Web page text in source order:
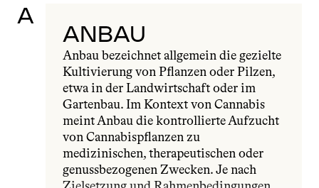
A
ANBAU
Anbau bezeichnet allgemein die gezielte
Kultivierung von Pflanzen oder Pilzen,
etwa in der Landwirtschaft oder im
Gartenbau. Im Kontext von Cannabis
meint Anbau die kontrollierte Aufzucht
von Cannabispflanzen zu
medizinischen, therapeutischen oder
genussbezogenen Zwecken. Je nach